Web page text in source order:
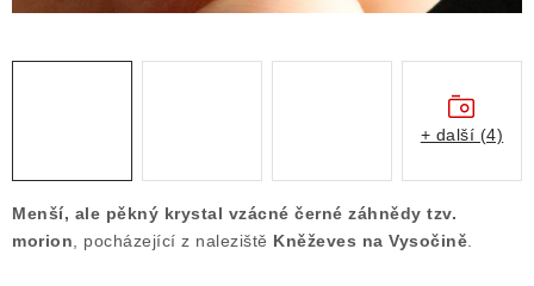
Kontakt
Menší, ale pěkný krystal vzácné černé záhnědy tzv.
morion , pocházející z naleziště Kněževes na Vysočině
+ další (4)